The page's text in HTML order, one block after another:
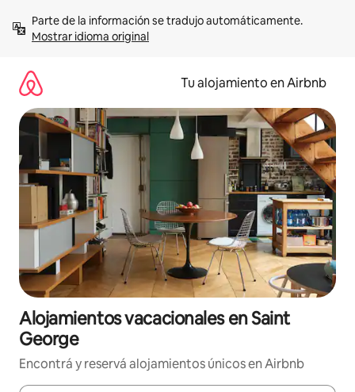
contenidoMostrar idioma original
Tu alojamiento en Airbnb
Alojamientos vacacionales en Saint
George
Encontrá y reservá alojamientos únicos en Airbnb